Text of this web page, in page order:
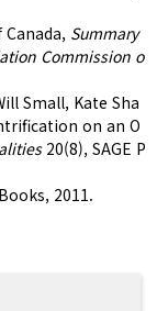
Summary
Commission o
Small, Kate Sha
on an O
20(8), SAGE P
2011.